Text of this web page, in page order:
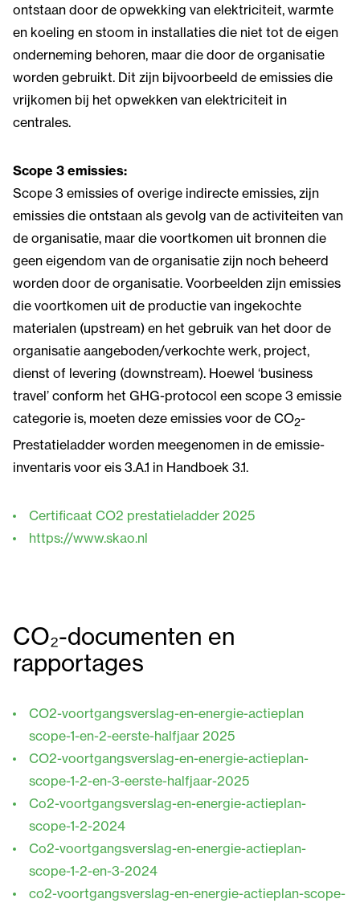
ontstaan door de opwekking van elektriciteit, warmte
en koeling en stoom in installaties die niet tot de eigen
onderneming behoren, maar die door de organisatie
worden gebruikt. Dit zijn bijvoorbeeld de emissies die
vrijkomen bij het opwekken van elektriciteit in
centrales.
Scope 3 emissies:
Scope 3 emissies of overige indirecte emissies, zijn
emissies die ontstaan als gevolg van de activiteiten van
de organisatie, maar die voortkomen uit bronnen die
geen eigendom van de organisatie zijn noch beheerd
worden door de organisatie. Voorbeelden zijn emissies
die voortkomen uit de productie van ingekochte
materialen (upstream) en het gebruik van het door de
organisatie aangeboden/verkochte werk, project,
dienst of levering (downstream). Hoewel ‘business
travel’ conform het GHG-protocol een scope 3 emissie
categorie is, moeten deze emissies voor de CO2-
Prestatieladder worden meegenomen in de emissie-
inventaris voor eis 3.A.1 in Handboek 3.1.
Certificaat CO2 prestatieladder 2025
https://www.skao.nl
CO₂-documenten en
rapportages
CO2-voortgangsverslag-en-energie-actieplan
scope-1-en-2-eerste-halfjaar 2025
CO2-voortgangsverslag-en-energie-actieplan-
scope-1-2-en-3-eerste-halfjaar-2025
Co2-voortgangsverslag-en-energie-actieplan-
scope-1-2-2024
Co2-voortgangsverslag-en-energie-actieplan-
scope-1-2-en-3-2024
co2-voortgangsverslag-en-energie-actieplan-scope-